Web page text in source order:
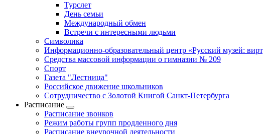
Турслет
День семьи
Международный обмен
Встречи с интересными людьми
Символика
Информационно-образовательный центр «Русский музей:
Средства массовой информации о гимназии № 209
Спорт
Газета "Лестница"
Российское движение школьников
Сотрудничество с Золотой Книгой Санкт-Петербурга
Расписание
Расписание звонков
Режим работы групп продленного дня
Расписание внеурочной деятельности